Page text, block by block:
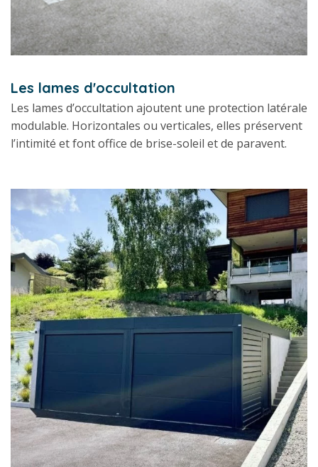
Les lames d'occultation
Les lames d’occultation ajoutent une protection latérale
modulable. Horizontales ou verticales, elles préservent
l’intimité et font office de brise-soleil et de paravent.